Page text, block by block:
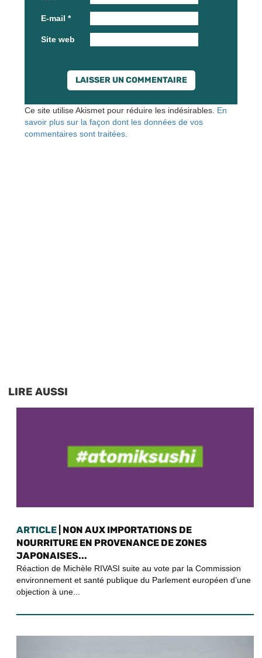
E-mail *
Site web
Ce site utilise Akismet pour réduire les indésirables. En
savoir plus sur la façon dont les données de vos
commentaires sont traitées
LIRE AUSSI
ARTICLE | NON AUX IMPORTATIONS DE
NOURRITURE EN PROVENANCE DE ZONES
JAPONAISES...
Réaction de Michèle RIVASI suite au vote par la Commission
environnement et santé publique du Parlement européen d’une
objection à une...